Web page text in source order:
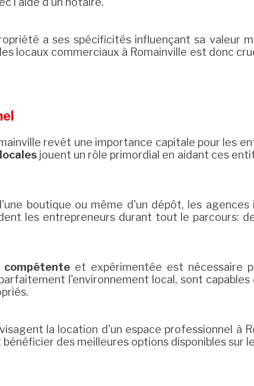
a ses spécificités influençant sa
locaux commerciaux à Romainville est donc
revêt une importance capitale pour les
jouent un rôle primordial en aidant ces
boutique ou même d'un dépôt, les
les entrepreneurs durant tout le parcours:
compétente et expérimentée est nécessaire
l'environnement local, sont
la location d'un espace professionnel à
bénéficier des meilleures options disponibles sur